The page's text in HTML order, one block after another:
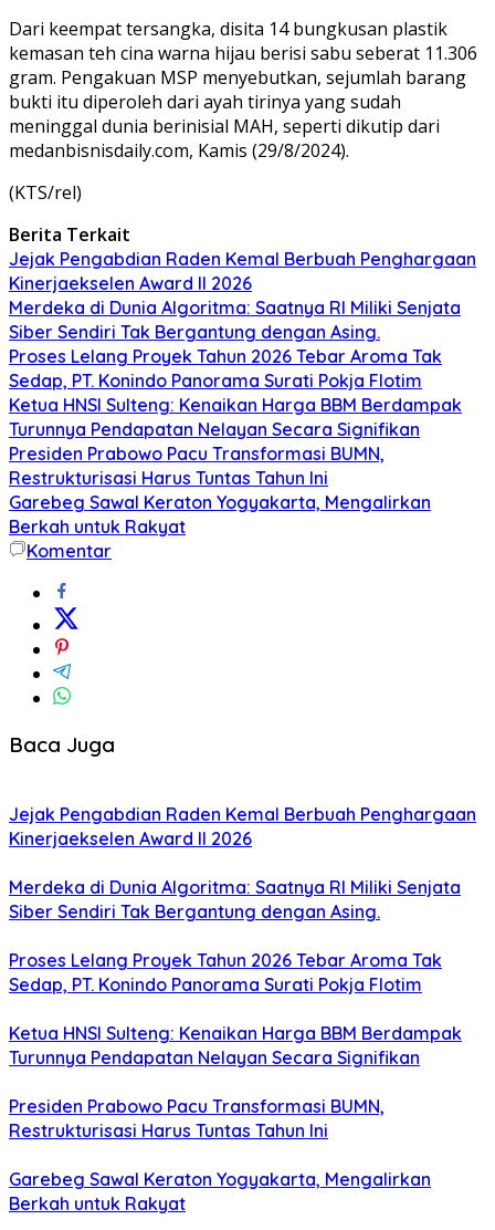
Dari keempat tersangka, disita 14 bungkusan plastik
kemasan teh cina warna hijau berisi sabu seberat 11.306
gram. Pengakuan MSP menyebutkan, sejumlah barang
bukti itu diperoleh dari ayah tirinya yang sudah
meninggal dunia berinisial MAH, seperti dikutip dari
medanbisnisdaily.com, Kamis (29/8/2024).
(KTS/rel)
Berita Terkait
Jejak Pengabdian Raden Kemal Berbuah Penghargaan
Kinerjaekselen Award II 2026
Merdeka di Dunia Algoritma: Saatnya RI Miliki Senjata
Siber Sendiri Tak Bergantung dengan Asing.
Proses Lelang Proyek Tahun 2026 Tebar Aroma Tak
Sedap, PT. Konindo Panorama Surati Pokja Flotim
Ketua HNSI Sulteng: Kenaikan Harga BBM Berdampak
Turunnya Pendapatan Nelayan Secara Signifikan
Presiden Prabowo Pacu Transformasi BUMN,
Restrukturisasi Harus Tuntas Tahun Ini
Garebeg Sawal Keraton Yogyakarta, Mengalirkan
Berkah untuk Rakyat
Komentar
Baca Juga
Jejak Pengabdian Raden Kemal Berbuah Penghargaan
Kinerjaekselen Award II 2026
Merdeka di Dunia Algoritma: Saatnya RI Miliki Senjata
Siber Sendiri Tak Bergantung dengan Asing.
Proses Lelang Proyek Tahun 2026 Tebar Aroma Tak
Sedap, PT. Konindo Panorama Surati Pokja Flotim
Ketua HNSI Sulteng: Kenaikan Harga BBM Berdampak
Turunnya Pendapatan Nelayan Secara Signifikan
Presiden Prabowo Pacu Transformasi BUMN,
Restrukturisasi Harus Tuntas Tahun Ini
Garebeg Sawal Keraton Yogyakarta, Mengalirkan
Berkah untuk Rakyat